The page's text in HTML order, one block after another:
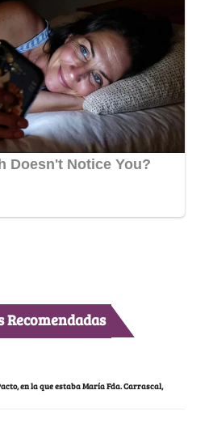
Recomendadas
en la que estaba María Fda. Carrascal,